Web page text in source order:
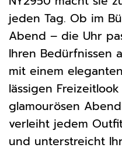
jeden Tag. Ob im
Abend – die Uhr
Ihren Bedürfnissen
mit einem
lässigen
glamourösen
verleiht jedem
und unterstreicht